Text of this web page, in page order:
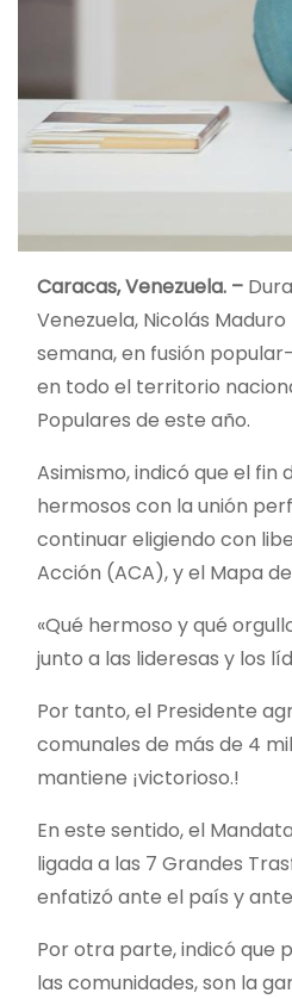
Caracas, Venezuela. –
Venezuela, Nicolás
semana, en fusión
en todo el territorio
Populares de este año.
Asimismo, indicó que el
hermosos con la unión
continuar eligiendo con
Acción (ACA), y el Mapa
«Qué hermoso y qué
junto a las lideresas y los
Por tanto, el Presidente
comunales de más de 4
mantiene ¡victorioso.!
En este sentido, el
ligada a las 7 Grandes
enfatizó ante el país y
Por otra parte, indicó que
las comunidades, son la